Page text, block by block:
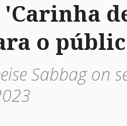
o
Sabbag on